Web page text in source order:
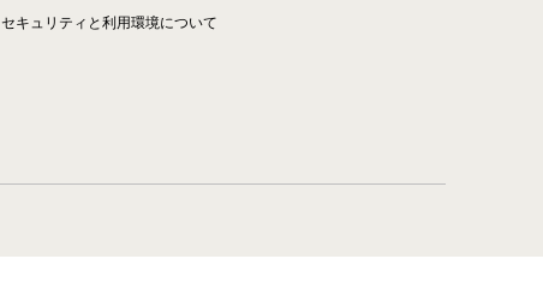
セキュリティと利用環境について